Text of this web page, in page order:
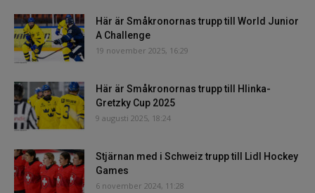
Här är Småkronornas trupp till World Junior
A Challenge
19 november 2025, 16:29
Här är Småkronornas trupp till Hlinka-
Gretzky Cup 2025
9 augusti 2025, 18:24
Stjärnan med i Schweiz trupp till Lidl Hockey
Games
6 november 2024, 11:28